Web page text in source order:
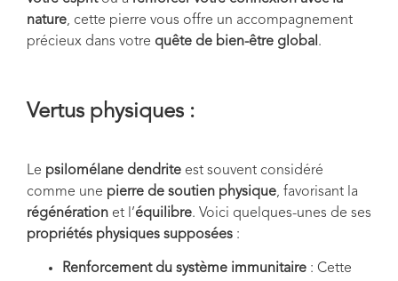
nature, cette pierre vous offre un accompagnement
précieux dans votre quête de bien-être global .
Vertus physiques :
Le psilomélane dendrite est souvent considéré
comme une pierre de soutien physique, favorisant la
régénération et l’équilibre. Voici quelques-unes de ses
propriétés physiques supposées :
Renforcement du système immunitaire : Cette